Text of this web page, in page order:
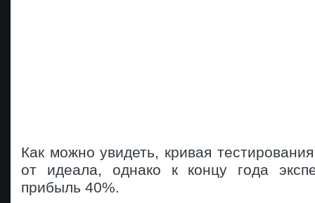
Как можно увидеть, кривая
от идеала, однако к концу года
прибыль 40%.